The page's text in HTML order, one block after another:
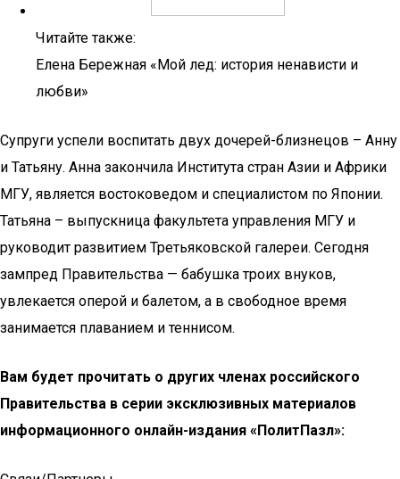
Читайте также:
Елена Бережная «Мой лед: история ненависти и
любви»
Супруги успели воспитать двух дочерей-близнецов – Анну
и Татьяну. Анна закончила Института стран Азии и Африки
МГУ, является востоковедом и специалистом по Японии.
Татьяна – выпускница факультета управления МГУ и
руководит развитием Третьяковской галереи. Сегодня
зампред Правительства — бабушка троих внуков,
увлекается оперой и балетом, а в свободное время
занимается плаванием и теннисом.
Вам будет прочитать о других членах российского
Правительства в серии эксклюзивных материалов
информационного онлайн-издания «ПолитПазл»: